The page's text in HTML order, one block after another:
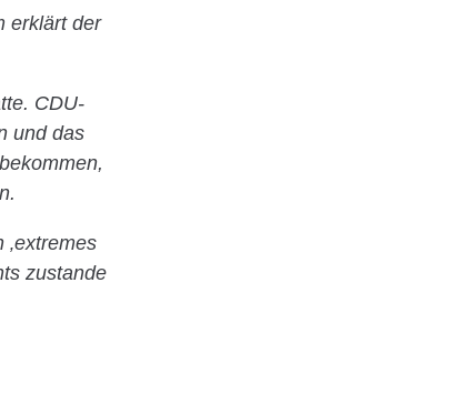
erklärt der
CDU-
und das
zustande